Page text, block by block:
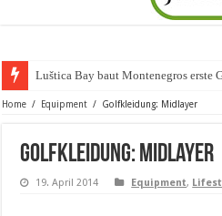
Luštica Bay baut Montenegros erste
Home / Equipment / Golfkleidung: Midlayer
Golfkleidung: Midlayer
19. April 2014 Equipment,